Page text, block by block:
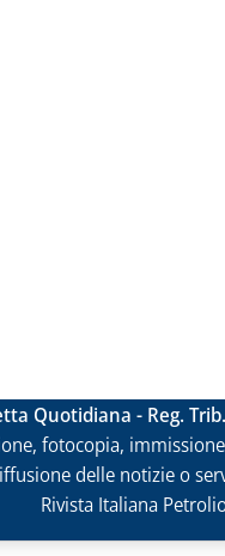
Quotidiana - Reg.
fotocopia,
delle notizie o
Rivista Italiana